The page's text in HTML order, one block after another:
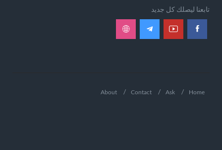
تابعنا ليصلك كل جديد
Home
Ask
Contact
About